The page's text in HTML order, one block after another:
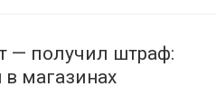
— получил штраф:
в магазинах